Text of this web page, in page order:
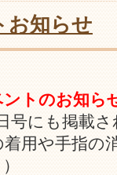
お知らせ
トのお知ら
号にも掲載
用や手指の
）